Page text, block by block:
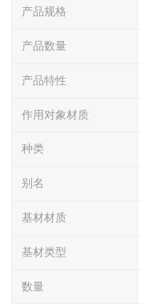
产品规格
产品数量
产品特性
作用对象材质
种类
别名
基材材质
基材类型
数量